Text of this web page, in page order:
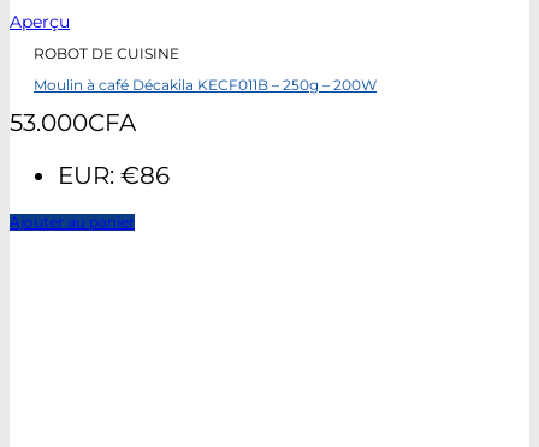
Aperçu
ROBOT DE CUISINE
Moulin à café Décakila KECF011B – 250g – 200W
53.000CFA
EUR: €86
Ajouter au panier